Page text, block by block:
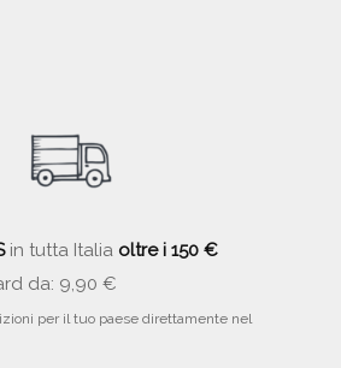
in tutta Italia oltre i 150 €
da: 9,90 €
per il tuo paese direttamente nel